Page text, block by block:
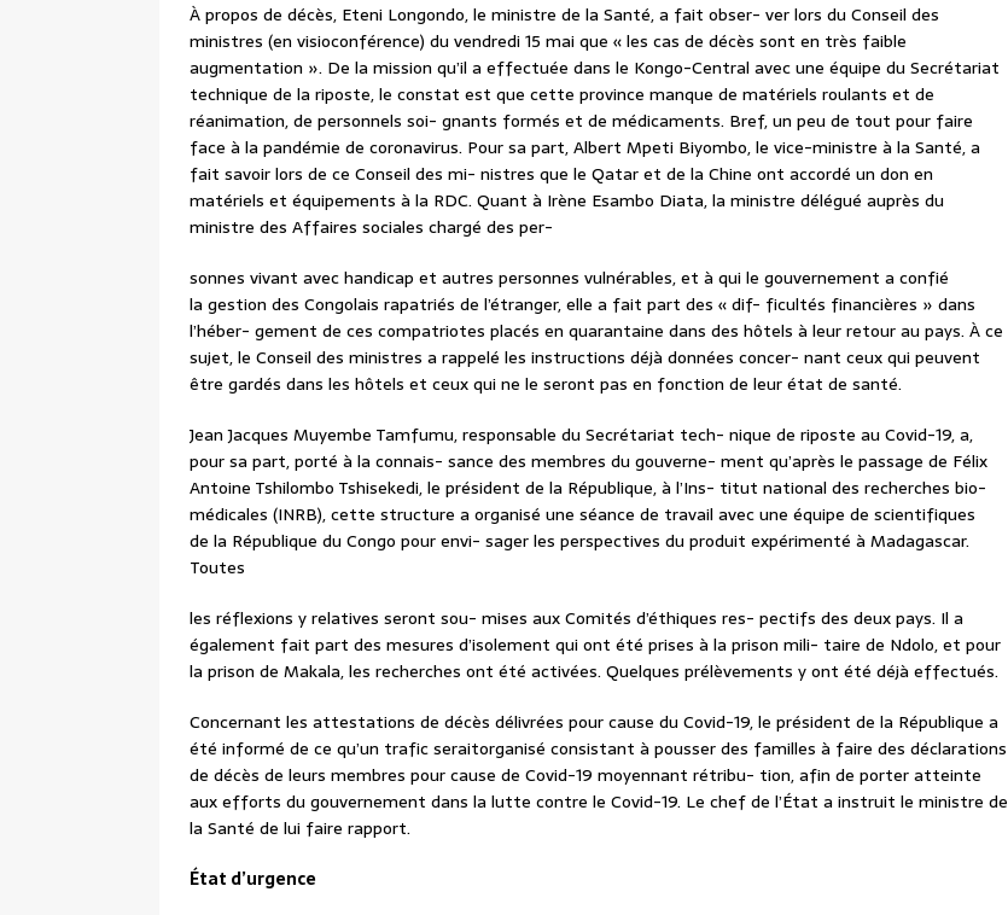
À propos de décès, Eteni Longondo, le ministre de la Santé, a fait obser- ver lors du Conseil des
ministres (en visioconférence) du vendredi 15 mai que « les cas de décès sont en très faible
augmentation ». De la mission qu’il a effectuée dans le Kongo-Central avec une équipe du Secrétariat
technique de la riposte, le constat est que cette province manque de matériels roulants et de
réanimation, de personnels soi- gnants formés et de médicaments. Bref, un peu de tout pour faire
face à la pandémie de coronavirus. Pour sa part, Albert Mpeti Biyombo, le vice-ministre à la Santé, a
fait savoir lors de ce Conseil des mi- nistres que le Qatar et de la Chine ont accordé un don en
matériels et équipements à la RDC. Quant à Irène Esambo Diata, la ministre délégué auprès du
ministre des Affaires sociales chargé des per-
sonnes vivant avec handicap et autres personnes vulnérables, et à qui le gouvernement a confié
la gestion des Congolais rapatriés de l’étranger, elle a fait part des « dif- ficultés financières » dans
l’héber- gement de ces compatriotes placés en quarantaine dans des hôtels à leur retour au pays. À ce
sujet, le Conseil des ministres a rappelé les instructions déjà données concer- nant ceux qui peuvent
être gardés dans les hôtels et ceux qui ne le seront pas en fonction de leur état de santé.
Jean Jacques Muyembe Tamfumu, responsable du Secrétariat tech- nique de riposte au Covid-19, a,
pour sa part, porté à la connais- sance des membres du gouverne- ment qu’après le passage de Félix
Antoine Tshilombo Tshisekedi, le président de la République, à l’Ins- titut national des recherches bio-
médicales (INRB), cette structure a organisé une séance de travail avec une équipe de scientifiques
de la République du Congo pour envi- sager les perspectives du produit expérimenté à Madagascar.
Toutes
les réflexions y relatives seront sou- mises aux Comités d’éthiques res- pectifs des deux pays. Il a
également fait part des mesures d’isolement qui ont été prises à la prison mili- taire de Ndolo, et pour
la prison de Makala, les recherches ont été activées. Quelques prélèvements y ont été déjà effectués.
Concernant les attestations de décès délivrées pour cause du Covid-19, le président de la République a
été informé de ce qu’un trafic seraitorganisé consistant à pousser des familles à faire des déclarations
de décès de leurs membres pour cause de Covid-19 moyennant rétribu- tion, afin de porter atteinte
aux efforts du gouvernement dans la lutte contre le Covid-19. Le chef de l’État a instruit le ministre de
la Santé de lui faire rapport.
État d’urgence